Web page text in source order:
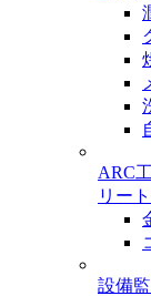
ARC
リー
設備